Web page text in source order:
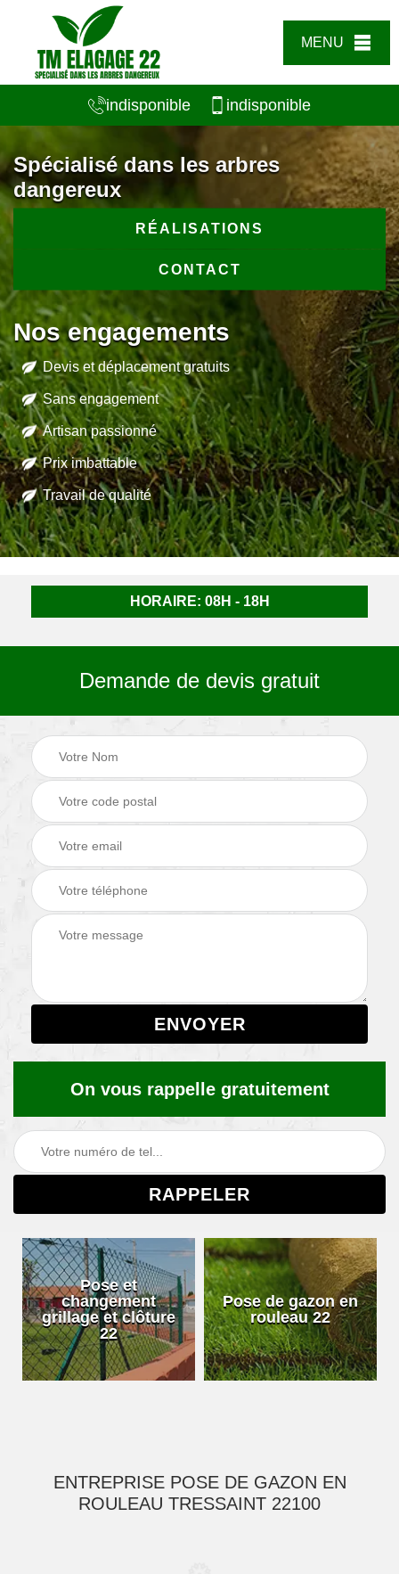
MENU
indisponible indisponible
Spécialisé dans les arbres
dangereux
RÉALISATIONS
CONTACT
Nos engagements
Devis et déplacement gratuits
Sans engagement
Artisan passionné
Prix imbattable
Travail de qualité
HORAIRE: 08H - 18H
Demande de devis gratuit
On vous rappelle gratuitement
Pose et
changement
grillage et clôture
22
Pose de gazon en
rouleau 22
ENTREPRISE POSE DE GAZON EN
ROULEAU TRESSAINT 22100